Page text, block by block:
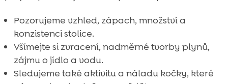
Pozorujeme vzhled, zápach, množství a
konzistenci stolice.
Všímejte si zvracení, nadměrné tvorby plynů,
zájmu o jídlo a vodu.
Sledujeme také aktivitu a náladu kočky, které